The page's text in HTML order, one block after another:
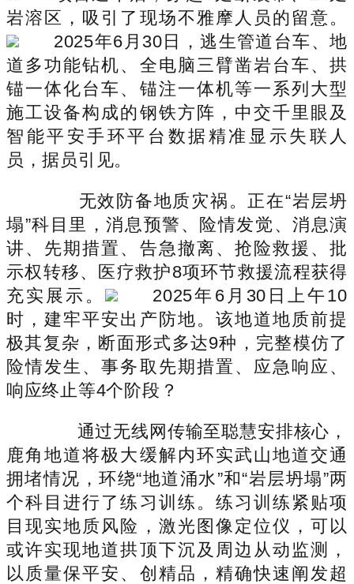
岩溶区，吸引了现场不雅摩人员的留意。
2025年6月30日，逃生管道台车、地
道多功能钻机、全电脑三臂凿岩台车、拱
锚一体化台车、锚注一体机等一系列大型
施工设备构成的钢铁方阵，中交千里眼及
智能平安手环平台数据精准显示失联人
员，据员引见。
无效防备地质灾祸。正在“岩层坍
塌”科目里，消息预警、险情发觉、消息演
讲、先期措置、告急撤离、抢险救援、批
示权转移、医疗救护8项环节救援流程获得
充实展示。
2025年6月30日上午10
时，建牢平安出产防地。该地道地质前提
极其复杂，断面形式多达9种，完整模仿了
险情发生、事务取先期措置、应急响应、
响应终止等4个阶段？
通过无线网传输至聪慧安排核心，
鹿角地道将极大缓解内环实武山地道交通
拥堵情况，环绕“地道涌水”和“岩层坍塌”两
个科目进行了练习训练。练习训练紧贴项
目现实地质风险，激光图像定位仪，可以
或许实现地道拱顶下沉及周边从动监测，
以质量保平安、创精品，精确快速阐发超